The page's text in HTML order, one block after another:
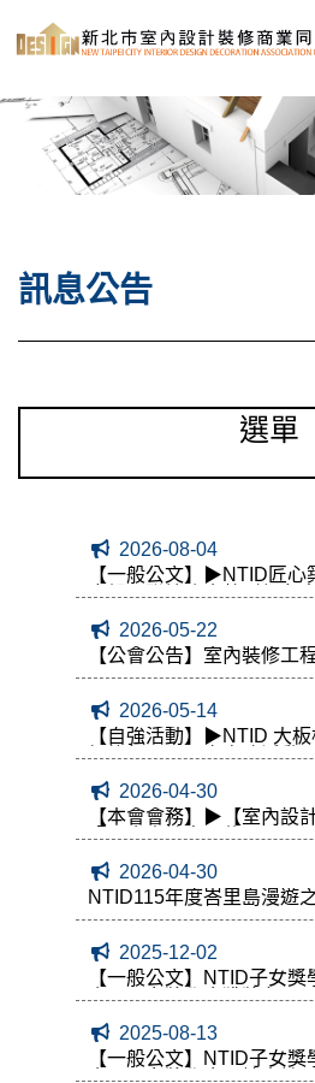
訊息公告
選單
2026-08-04
【一般公文】▶NTID匠心
度親子聯誼晚會熱烈報名
2026-05-22
【公會公告】室內裝修工
2026-05-14
【自強活動】▶NTID 大
輕旅行二天一夜自強活動
2026-04-30
【本會會務】▶【室內設
暨入會申請書下載
2026-04-30
NTID115年度峇里島漫遊
2025-12-02
【一般公文】NTID子女
會員子女獎學金獲獎名單
2025-08-13
【一般公文】NTID子女
會員子女獎學金開始申請